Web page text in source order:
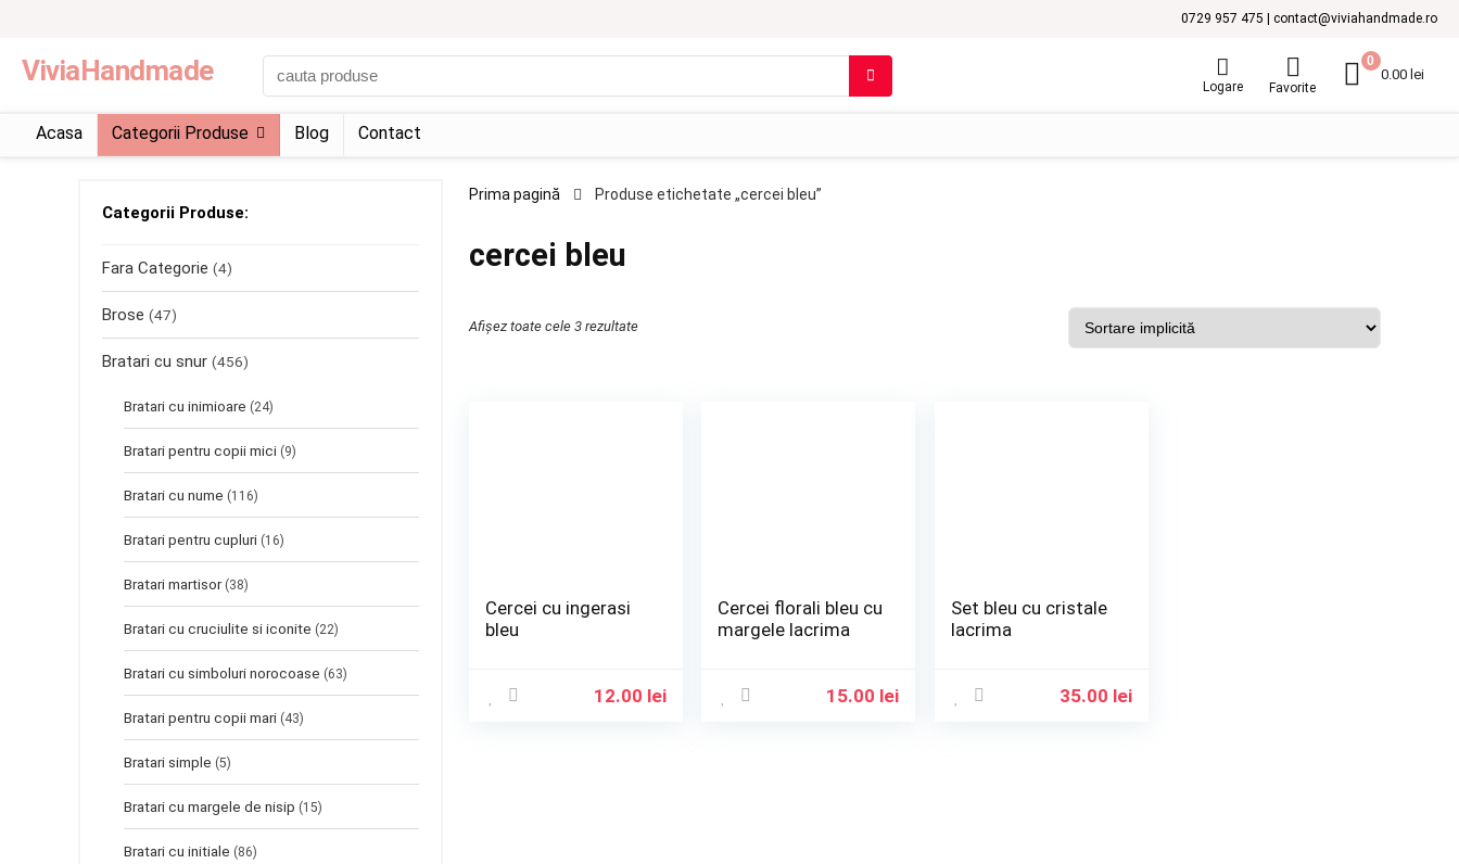
0729 957 475 | contact@viviahandmade.ro
ViviaHandmade
Logare Favorite
0
0.00 lei
Acasa Categorii Produse Blog Contact
Categorii Produse:
Fara Categorie (4)
Brose (47)
Bratari cu snur (456)
Bratari cu inimioare (24)
Bratari pentru copii mici (9)
Bratari cu nume (116)
Bratari pentru cupluri (16)
Bratari martisor (38)
Bratari cu cruciulite si iconite (22)
Bratari cu simboluri norocoase (63)
Bratari pentru copii mari (43)
Bratari simple (5)
Bratari cu margele de nisip (15)
Bratari cu initiale (86)
Prima pagină Produse etichetate „cercei bleu”
cercei bleu
Afișez toate cele 3 rezultate
Cercei cu ingerasi
bleu
12.00 lei
Cercei florali bleu cu
margele lacrima
15.00 lei
Set bleu cu cristale
lacrima
35.00 lei